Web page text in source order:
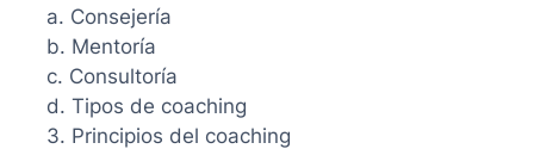
a. Consejería
b. Mentoría
c. Consultoría
d. Tipos de coaching
3. Principios del coaching